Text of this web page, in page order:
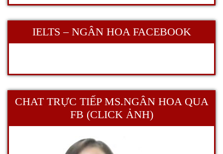
IELTS – NGÂN HOA FACEBOOK
CHAT TRỰC TIẾP MS.NGÂN HOA QUA
FB (CLICK ẢNH)